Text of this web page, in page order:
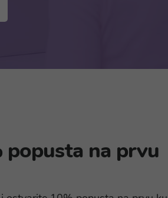
na prvu